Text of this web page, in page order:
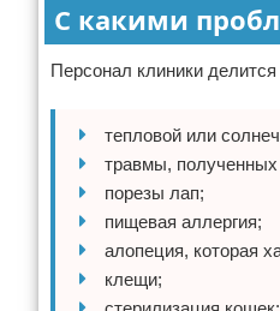
С какими
Персонал клиники
тепловой или
травмы, полученных
порезы лап;
пищевая аллергия;
алопеция, которая
клещи;